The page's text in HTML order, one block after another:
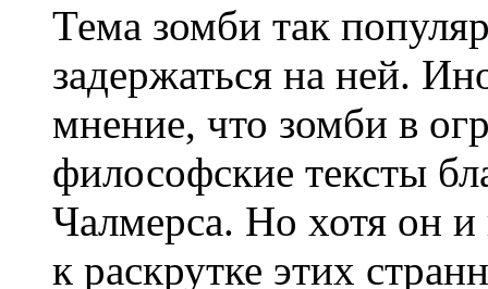
Тема зомби так
задержаться на ней.
мнение, что зомби в
философские тексты
Чалмерса. Но хотя он
к раскрутке этих